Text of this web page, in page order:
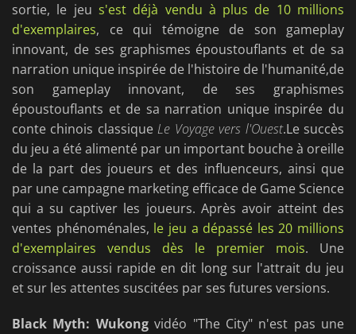
sortie, le jeu s'est déjà vendu à plus de 10 millions
d'exemplaires, ce qui témoigne de son gameplay
innovant, de ses graphismes époustouflants et de sa
narration unique inspirée de l'histoire de l'humanité,de
son gameplay innovant, de ses graphismes
époustouflants et de sa narration unique inspirée du
conte chinois classiqueLe Voyage vers l'Ouest.Le succès
du jeu a été alimenté par un important bouche à oreille
de la part des joueurs et des influenceurs, ainsi que
par une campagne marketing efficace de Game Science
qui a su captiver les joueurs. Après avoir atteint des
ventes phénoménales, le jeu a dépassé les 20 millions
d'exemplaires vendus dès le premier mois. Une
croissance aussi rapide en dit long sur l'attrait du jeu
et sur les attentes suscitées par ses futures versions.
Black Myth: Wukongvidéo "The City" n'est pas une